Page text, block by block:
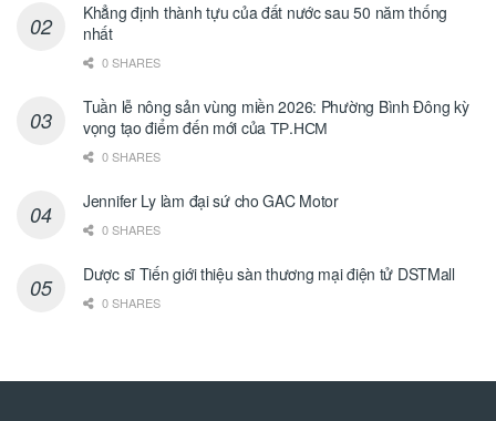
Khẳng định thành tựu của đất nước sau 50 năm thống
nhất
0 SHARES
Tuần lễ nông sản vùng miền 2026: Phường Bình Đông kỳ
vọng tạo điểm đến mới của ТР.НСМ
0 SHARES
Jennifer Ly làm đại sứ cho GAC Motor
0 SHARES
Dược sĩ Tiến giới thiệu sàn thương mại điện tử DSTMall
0 SHARES